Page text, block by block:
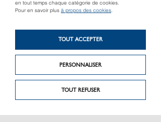
en tout temps chaque catégorie de cookies.
Pour en savoir plus à propos des cookies.
TOUT REFUSER
PERSONNALISER
TOUT ACCEPTER
Produit précédent
Tr 600 Magnet / tx
FAÇONNEUSE